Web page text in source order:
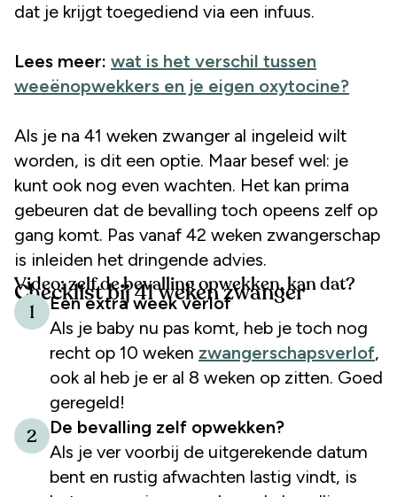
dat je krijgt toegediend via een infuus.
Lees meer: wat is het verschil tussen
weeënopwekkers en je eigen oxytocine?
Als je na 41 weken zwanger al ingeleid wilt
worden, is dit een optie. Maar besef wel: je
kunt ook nog even wachten. Het kan prima
gebeuren dat de bevalling toch opeens zelf op
gang komt. Pas vanaf 42 weken zwangerschap
is inleiden het dringende advies.
Video: zelf de bevalling opwekken, kan dat?
Checklist bij 41 weken zwanger
1
Een extra week verlof
Als je baby nu pas komt, heb je toch nog
recht op 10 weken zwangerschapsverlof,
ook al heb je er al 8 weken op zitten. Goed
geregeld!
2
De bevalling zelf opwekken?
Als je ver voorbij de uitgerekende datum
bent en rustig afwachten lastig vindt, is